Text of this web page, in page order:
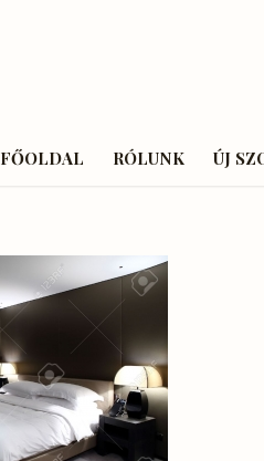
FŐOLDAL RÓLUNK ÚJ